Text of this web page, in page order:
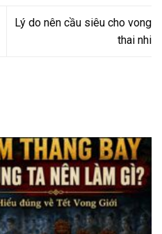
Lý do nên cầu siêu cho vong
thai nhi